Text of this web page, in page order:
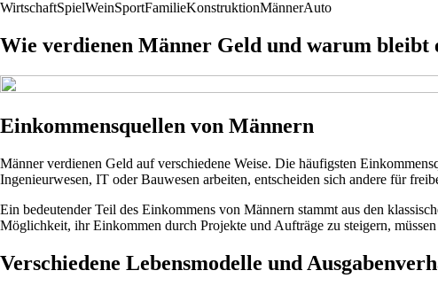
WirtschaftSpielWeinSportFamilieKonstruktionMännerAuto
Wie verdienen Männer Geld und warum bleibt
Einkommensquellen von Männern
Männer verdienen Geld auf verschiedene Weise. Die häufigsten
Ingenieurwesen, IT oder Bauwesen arbeiten, entscheiden sich andere für
Ein bedeutender Teil des Einkommens von Männern stammt aus den
Möglichkeit, ihr Einkommen durch Projekte und Aufträge zu steigern,
Verschiedene Lebensmodelle und